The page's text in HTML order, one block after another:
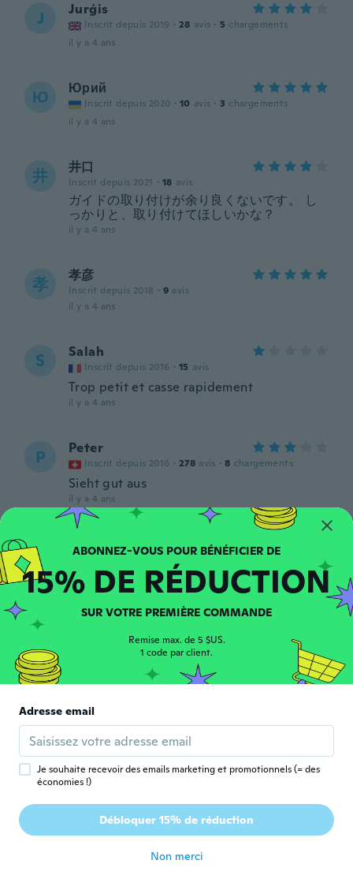
J Jurģis
Inscrit depuis 2019 · 28 avis · 5 chargements
il y a 4 ans
Ю Юрий
Inscrit depuis 2020 · 10 avis · 3 chargements
il y a 4 ans
井 井口
Inscrit depuis 2021 · 18 avis
ガイドの取り付けが余り良くないです。 し
っかりと、取り付けてほしいかな？
il y a 4 ans
孝 孝彦
Inscrit depuis 2018 · 9 avis
il y a 4 ans
S Salah
Inscrit depuis 2016 · 15 avis
Trop petit et casse rapidement
il y a 4 ans
P Peter
Inscrit depuis 2016 · 278 avis · 8 chargements
Sieht gut aus
il y a 4 ans
A Andrey
il y a 4 ans
C Christoph
Inscrit depuis 2019 · 34 avis
と Inscrit depuis 2019
見ためは、良さげ! 後は、使って見てからか
な 6.3mで３号の磯竿 サビキで、使う
Miklós
Inscrit depuis 2021 · 3 avis
15% DE RÉDUCTION
SUR VOTRE PREMIÈRE COMMANDE
Remise max. de 5 $US.
1 code par client.
Adresse email
Je souhaite recevoir des emails marketing et promotionnels (= des
économies !)
Débloquer 15% de réduction
Non merci